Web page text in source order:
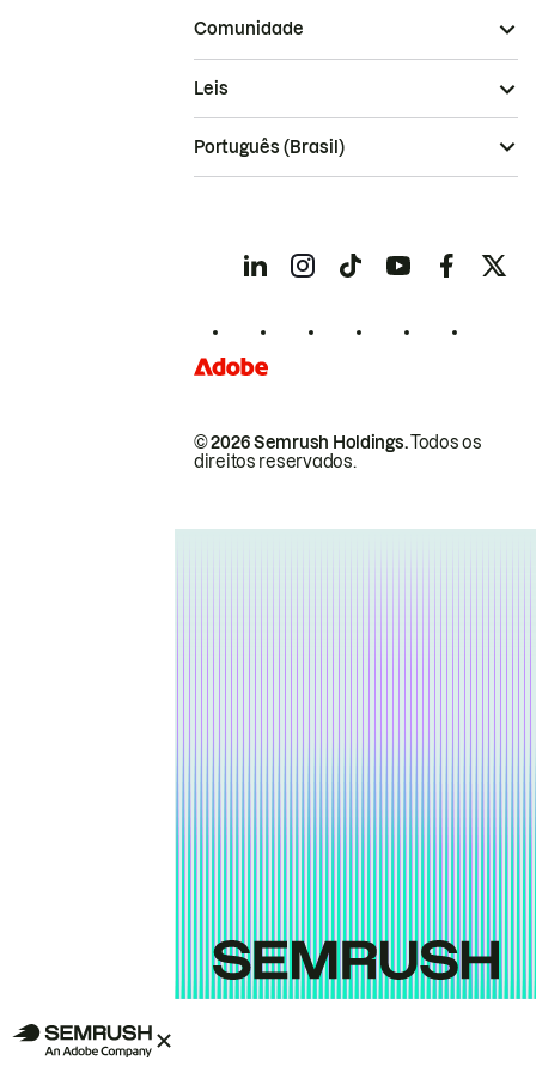
Comunidade
© 2026 Semrush Holdings.Todos os
direitos reservados.
Leis
Português (Brasil)